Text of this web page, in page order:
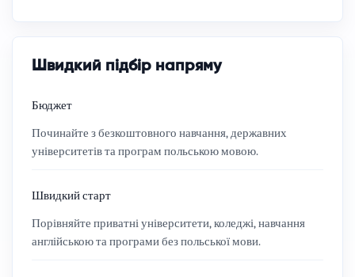
Швидкий підбір напряму
Бюджет
Починайте з безкоштовного навчання, державних
університетів та програм польською мовою.
Швидкий старт
Порівняйте приватні університети, коледжі, навчання
англійською та програми без польської мови.